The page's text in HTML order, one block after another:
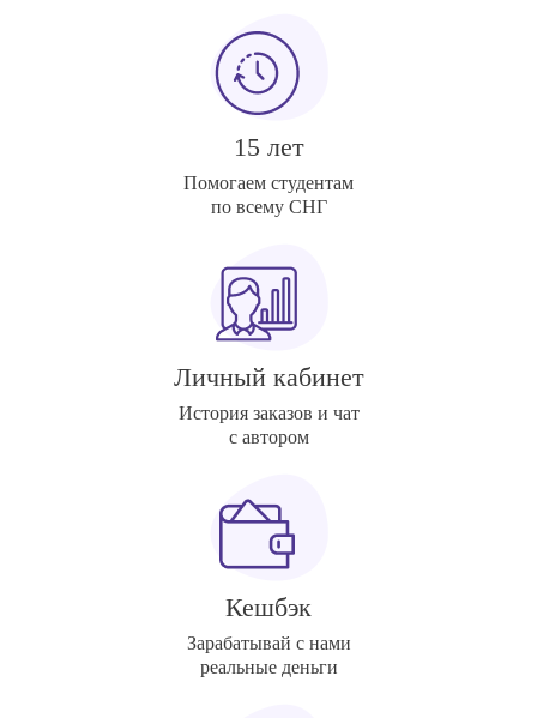
15 лет
Помогаем студентам
по всему СНГ
Личный кабинет
История заказов и чат
с автором
Кешбэк
Зарабатывай с нами
реальные деньги